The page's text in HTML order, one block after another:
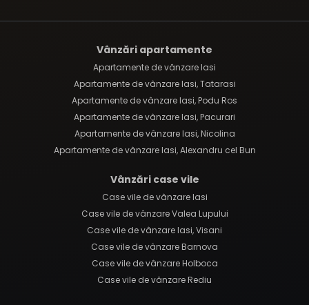
Vânzări apartamente
Apartamente de vânzare Iasi
Apartamente de vânzare Iasi, Tatarasi
Apartamente de vânzare Iasi, Podu Ros
Apartamente de vânzare Iasi, Pacurari
Apartamente de vânzare Iasi, Nicolina
Apartamente de vânzare Iasi, Alexandru cel Bun
Vânzări case vile
Case vile de vânzare Iasi
Case vile de vânzare Valea Lupului
Case vile de vânzare Iasi, Visani
Case vile de vânzare Barnova
Case vile de vânzare Holboca
Case vile de vânzare Rediu